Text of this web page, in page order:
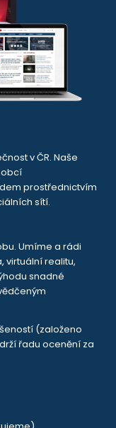
v ČR. Naše
obcí
prostřednictvím
sítí.
Umíme a rádi
virtuální realitu,
snadné
(založeno
řadu ocenění za